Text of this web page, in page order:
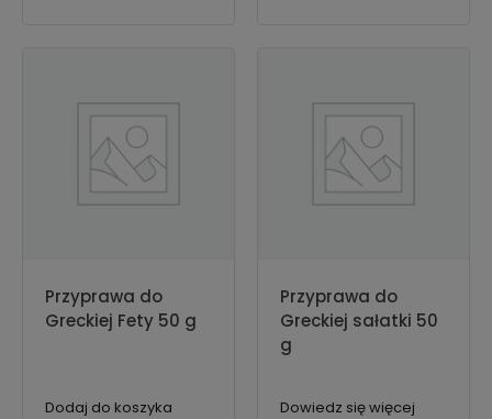
Przyprawa do
Greckiej Fety 50 g
Dodaj do koszyka
Przyprawa do
Greckiej sałatki 50
g
Dowiedz się więcej